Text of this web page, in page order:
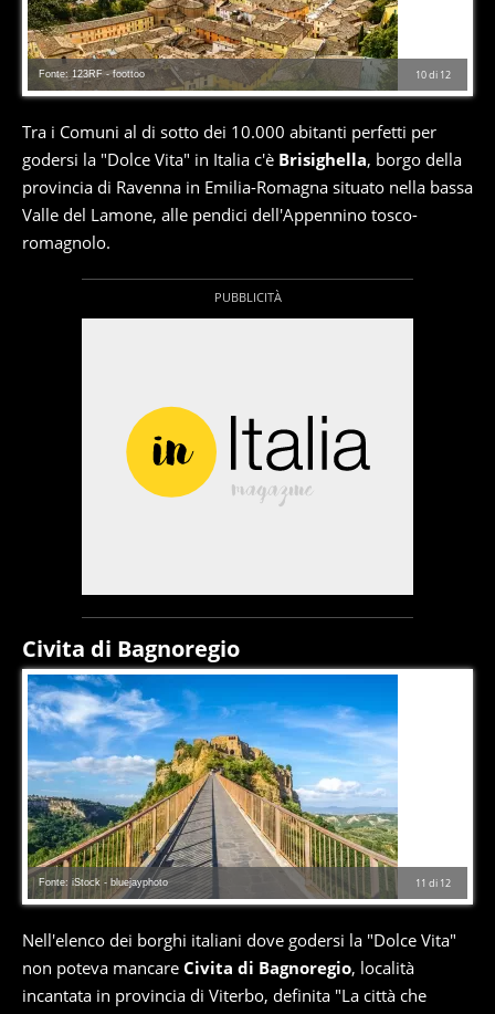
10di 12
Fonte: 123RF - foottoo
Tra i Comuni al di sotto dei 10.000 abitanti perfetti per
godersi la "Dolce Vita" in Italia c'è Brisighella, borgo della
provincia di Ravenna in Emilia-Romagna situato nella bassa
Valle del Lamone, alle pendici dell'Appennino tosco-
romagnolo.
Civita di Bagnoregio
11 di 12
Fonte: iStock - bluejayphoto
Nell'elenco dei borghi italiani dove godersi la "Dolce Vita"
non poteva mancare Civita di Bagnoregio, località
incantata in provincia di Viterbo, definita "La città che